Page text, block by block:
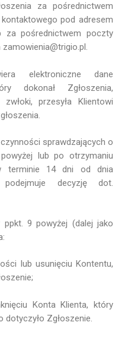
za pośrednictwem
pod adresem
za pośrednictwem poczty
elektroniczne dane
dokonał Zgłoszenia,
przesyła Klientowi
sprawdzających o
lub po otrzymaniu
terminie 14 dni od dnia
podejmuje decyzję dot.
9 powyżej (dalej jako
lub usunięciu Kontentu,
Konta Klienta, który
dotyczyło Zgłoszenie.